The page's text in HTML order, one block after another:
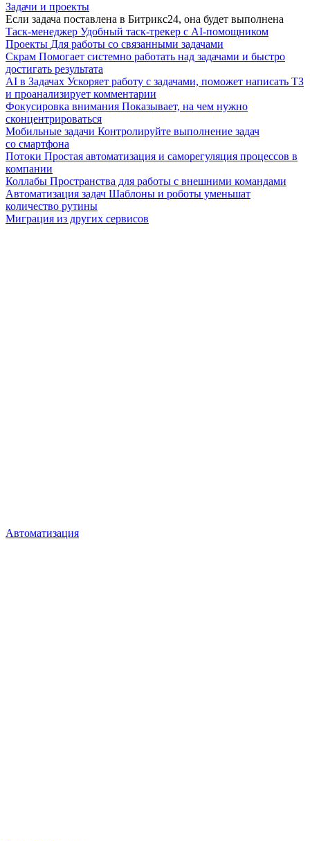
Задачи и проекты
Если задача поставлена в Битрикс24, она будет выполнена
Таск-менеджер Удобный таск-трекер с AI-помощником
Проекты Для работы со связанными задачами
Скрам Помогает системно работать над задачами и быстро
достигать результата
AI в Задачах Ускоряет работу с задачами, поможет написать ТЗ
и проанализирует комментарии
Фокусировка внимания Показывает, на чем нужно
сконцентрироваться
Мобильные задачи Контролируйте выполнение задач
со смартфона
Потоки Простая автоматизация и саморегуляция процессов в
компании
Коллабы Пространства для работы с внешними командами
Автоматизация задач Шаблоны и роботы уменьшат
количество рутины
Миграция из других сервисов
Автоматизация